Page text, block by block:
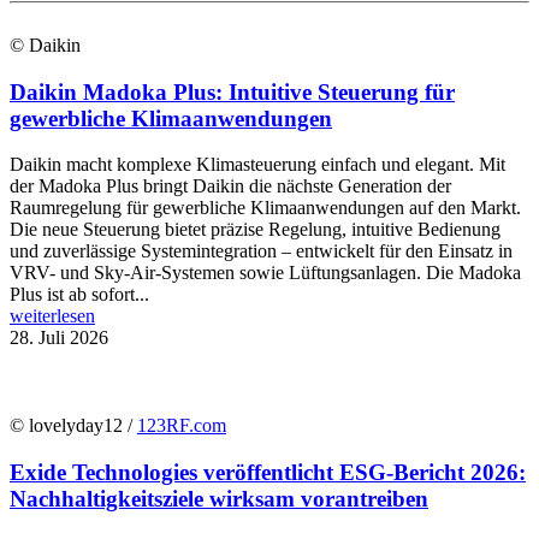
© Daikin
Daikin Madoka Plus: Intuitive Steuerung für
gewerbliche Klimaanwendungen
Daikin macht komplexe Klimasteuerung einfach und elegant. Mit
der Madoka Plus bringt Daikin die nächste Generation der
Raumregelung für gewerbliche Klimaanwendungen auf den Markt.
Die neue Steuerung bietet präzise Regelung, intuitive Bedienung
und zuverlässige Systemintegration – entwickelt für den Einsatz in
VRV- und Sky-Air-Systemen sowie Lüftungsanlagen. Die Madoka
Plus ist ab sofort...
weiterlesen
28. Juli 2026
© lovelyday12 / 123RF.com
Exide Technologies veröffentlicht ESG-Bericht 2026:
Nachhaltigkeitsziele wirksam vorantreiben